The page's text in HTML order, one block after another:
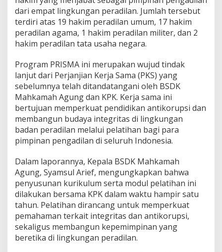
s
P
R
I
S
A
G
e
l
o
m
b
a
n
g
dari empat lingkungan peradilan. Jumlah tersebut
terdiri atas 19 hakim peradilan umum, 17 hakim
peradilan agama, 1 hakim peradilan militer, dan 2
hakim peradilan tata usaha negara.
Program PRISMA ini merupakan wujud tindak
lanjut dari Perjanjian Kerja Sama (PKS) yang
sebelumnya telah ditandatangani oleh BSDK
Mahkamah Agung dan KPK. Kerja sama ini
bertujuan memperkuat pendidikan antikorupsi dan
membangun budaya integritas di lingkungan
badan peradilan melalui pelatihan bagi para
pimpinan pengadilan di seluruh Indonesia.
Dalam laporannya, Kepala BSDK Mahkamah
Agung, Syamsul Arief, mengungkapkan bahwa
penyusunan kurikulum serta modul pelatihan ini
dilakukan bersama KPK dalam waktu hampir satu
tahun. Pelatihan dirancang untuk memperkuat
pemahaman terkait integritas dan antikorupsi,
sekaligus membangun kepemimpinan yang
beretika di lingkungan peradilan.